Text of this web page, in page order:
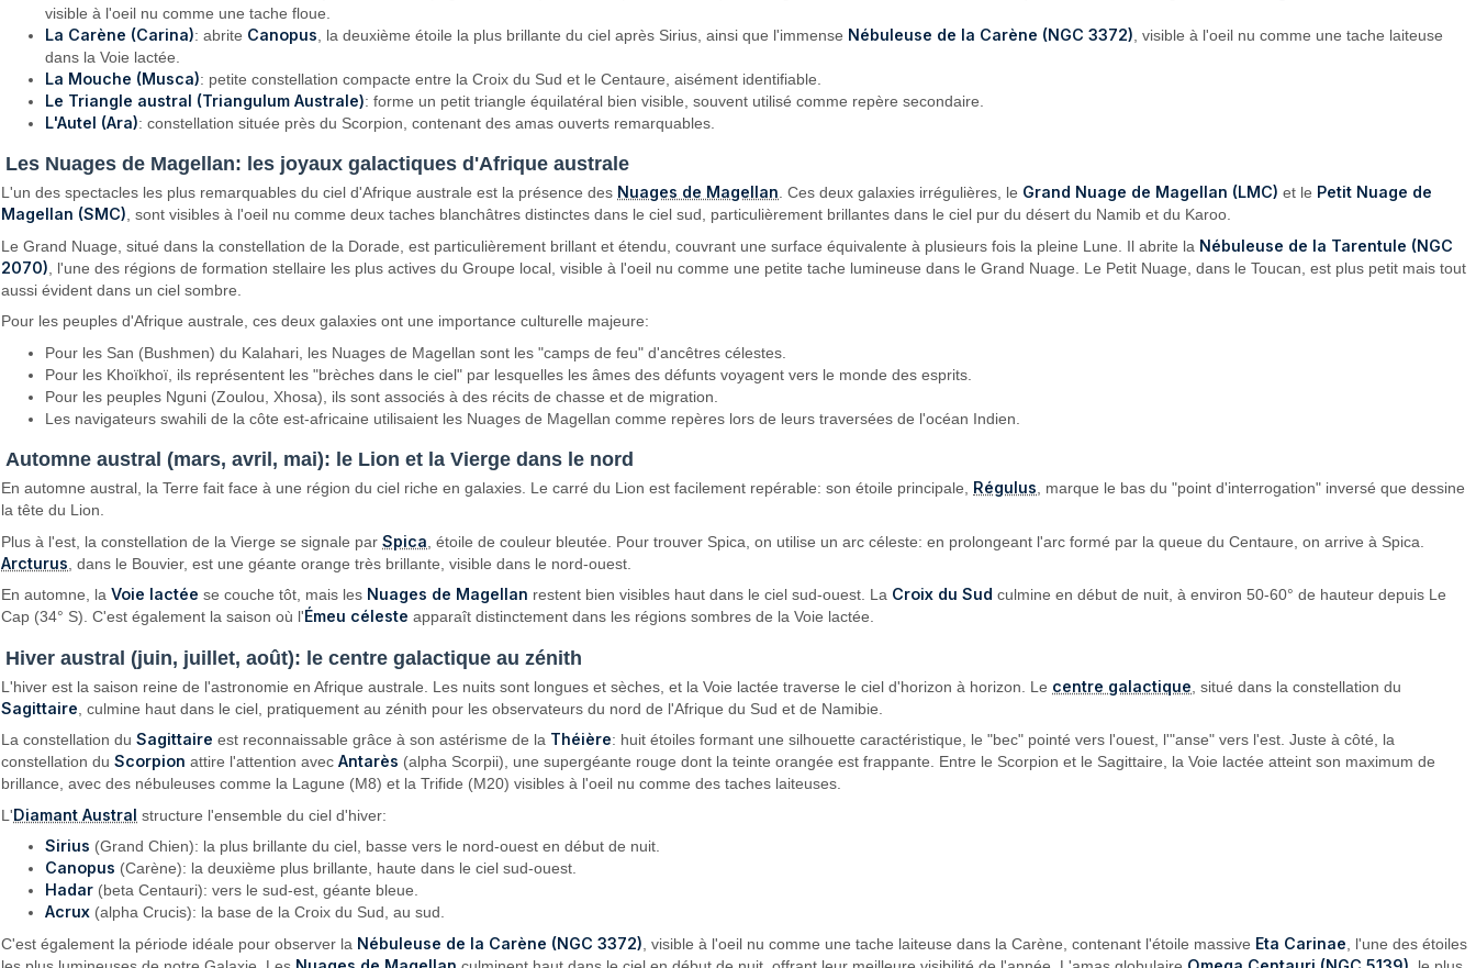
visible à l'oeil nu comme une tache floue.
La Carène (Carina): abrite Canopus , la deuxième étoile la plus brillante du ciel après Sirius, ainsi que l'immense Nébuleuse de la Carène (NGC 3372) , visible à l'oeil nu comme une tache laiteuse
dans la Voie lactée.
La Mouche (Musca): petite constellation compacte entre la Croix du Sud et le Centaure, aisément identifiable.
Le Triangle austral (Triangulum Australe): forme un petit triangle équilatéral bien visible, souvent utilisé comme repère secondaire.
L'Autel (Ara): constellation située près du Scorpion, contenant des amas ouverts remarquables.
Les Nuages de Magellan: les joyaux galactiques d'Afrique australe
L'un des spectacles les plus remarquables du ciel d'Afrique australe est la présence des Nuages de Magellan . Ces deux galaxies irrégulières, le Grand Nuage de Magellan (LMC) et le Petit Nuage de
Magellan (SMC) , sont visibles à l'oeil nu comme deux taches blanchâtres distinctes dans le ciel sud, particulièrement brillantes dans le ciel pur du désert du Namib et du Karoo.
Le Grand Nuage, situé dans la constellation de la Dorade, est particulièrement brillant et étendu, couvrant une surface équivalente à plusieurs fois la pleine Lune. Il abrite la Nébuleuse de la Tarentule (NGC
2070) , l'une des régions de formation stellaire les plus actives du Groupe local, visible à l'oeil nu comme une petite tache lumineuse dans le Grand Nuage. Le Petit Nuage, dans le Toucan, est plus petit mais tout
aussi évident dans un ciel sombre.
Pour les peuples d'Afrique australe, ces deux galaxies ont une importance culturelle majeure:
Pour les San (Bushmen) du Kalahari, les Nuages de Magellan sont les "camps de feu" d'ancêtres célestes.
Pour les Khoïkhoï, ils représentent les "brèches dans le ciel" par lesquelles les âmes des défunts voyagent vers le monde des esprits.
Pour les peuples Nguni (Zoulou, Xhosa), ils sont associés à des récits de chasse et de migration.
Les navigateurs swahili de la côte est-africaine utilisaient les Nuages de Magellan comme repères lors de leurs traversées de l'océan Indien.
Automne austral (mars, avril, mai): le Lion et la Vierge dans le nord
En automne austral, la Terre fait face à une région du ciel riche en galaxies. Le carré du Lion est facilement repérable: son étoile principale, Régulus , marque le bas du "point d'interrogation" inversé que dessine
la tête du Lion.
Plus à l'est, la constellation de la Vierge se signale parSpica , étoile de couleur bleutée. Pour trouver Spica, on utilise un arc céleste: en prolongeant l'arc formé par la queue du Centaure, on arrive à Spica.
Arcturus , dans le Bouvier, est une géante orange très brillante, visible dans le nord-ouest.
En automne, laVoie lactée se couche tôt, mais les Nuages de Magellan restent bien visibles haut dans le ciel sud-ouest. La Croix du Sud culmine en début de nuit, à environ 50-60° de hauteur depuis Le
Cap (34° S). C'est également la saison où l'Émeu céleste apparaît distinctement dans les régions sombres de la Voie lactée.
Hiver austral (juin, juillet, août): le centre galactique au zénith
L'hiver est la saison reine de l'astronomie en Afrique australe. Les nuits sont longues et sèches, et la Voie lactée traverse le ciel d'horizon à horizon. Le centre galactique , situé dans la constellation du
Sagittaire , culmine haut dans le ciel, pratiquement au zénith pour les observateurs du nord de l'Afrique du Sud et de Namibie.
La constellation duSagittaire est reconnaissable grâce à son astérisme de la Théière: huit étoiles formant une silhouette caractéristique, le "bec" pointé vers l'ouest, l'"anse" vers l'est. Juste à côté, la
constellation duScorpion attire l'attention avecAntarès (alpha Scorpii), une supergéante rouge dont la teinte orangée est frappante. Entre le Scorpion et le Sagittaire, la Voie lactée atteint son maximum de
brillance, avec des nébuleuses comme la Lagune (M8) et la Trifide (M20) visibles à l'oeil nu comme des taches laiteuses.
L'Diamant Austral structure l'ensemble du ciel d'hiver:
Sirius (Grand Chien): la plus brillante du ciel, basse vers le nord-ouest en début de nuit.
Canopus (Carène): la deuxième plus brillante, haute dans le ciel sud-ouest.
Hadar (beta Centauri): vers le sud-est, géante bleue.
Acrux (alpha Crucis): la base de la Croix du Sud, au sud.
C'est également la période idéale pour observer la Nébuleuse de la Carène (NGC 3372) , visible à l'oeil nu comme une tache laiteuse dans la Carène, contenant l'étoile massive Eta Carinae , l'une des étoiles